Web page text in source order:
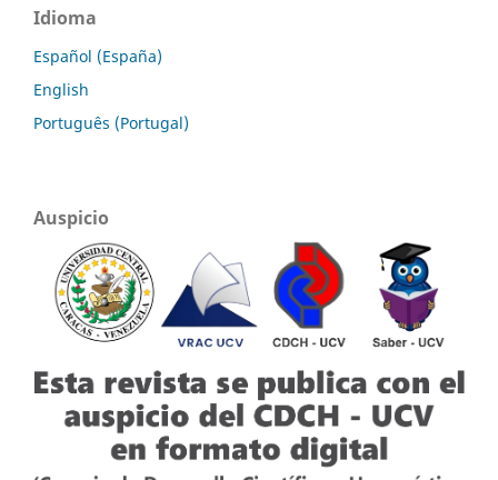
Idioma
Español (España)
English
Português (Portugal)
Auspicio